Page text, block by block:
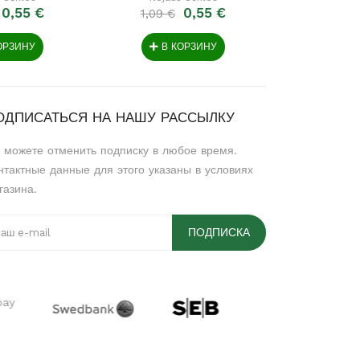
0,55 € 1,09 € 0,55 €
В КОРЗИНУ
НА НАШУ РАССЫЛКУ
отменить подписку в любое время.
данные для этого указаны в условиях